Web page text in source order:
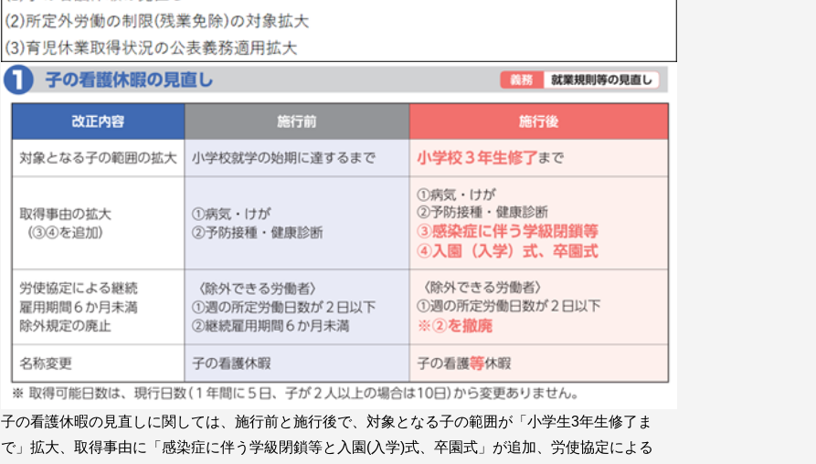
子の看護休暇の見直しに関しては、施行前と施行後で、対象となる子の範囲が「小学生3年生修了ま
で」拡大、取得事由に「感染症に伴う学級閉鎖等と入園(入学)式、卒園式」が追加、労使協定による